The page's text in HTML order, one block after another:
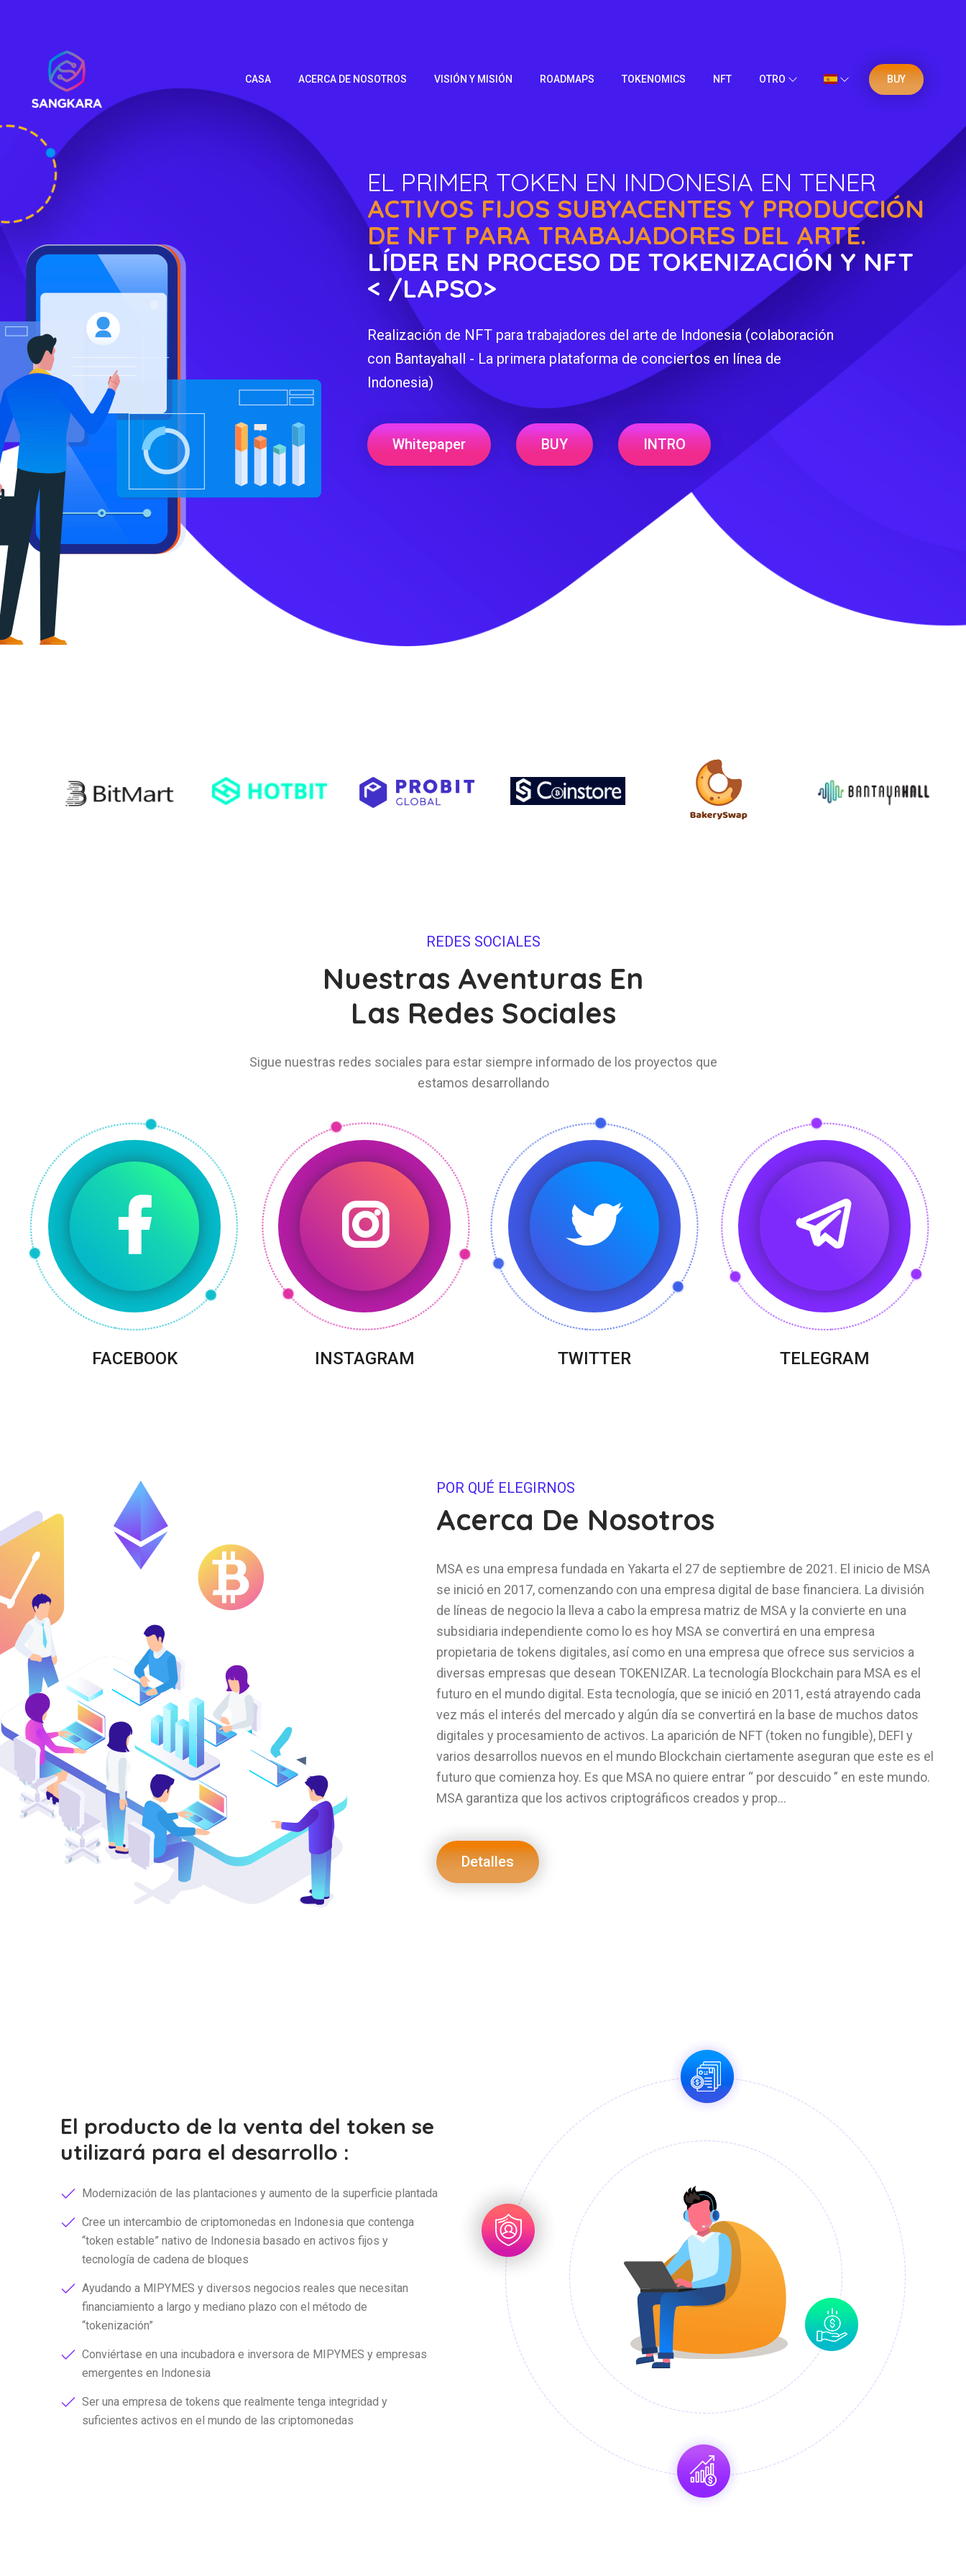
CASA ACERCA DE NOSOTROS VISIÓN Y MISIÓN ROADMAPS TOKENOMICS NFT OTRO BUY
EL PRIMER TOKEN EN INDONESIA EN TENER
ACTIVOS FIJOS SUBYACENTES Y PRODUCCIÓN
DE NFT PARA TRABAJADORES DEL ARTE.
LÍDER EN PROCESO DE TOKENIZACIÓN Y NFT
< /LAPSO>
Realización de NFT para trabajadores del arte de Indonesia (colaboración
con Bantayahall - La primera plataforma de conciertos en línea de
Indonesia)
Whitepaper BUY INTRO
REDES SOCIALES
Nuestras Aventuras En
Las Redes Sociales
Sigue nuestras redes sociales para estar siempre informado de los proyectos que
estamos desarrollando
FACEBOOK INSTAGRAM TWITTER TELEGRAM
POR QUÉ ELEGIRNOS
Acerca De Nosotros
MSA es una empresa fundada en Yakarta el 27 de septiembre de 2021. El inicio de MSA
se inició en 2017, comenzando con una empresa digital de base financiera. La división
de líneas de negocio la lleva a cabo la empresa matriz de MSA y la convierte en una
subsidiaria independiente como lo es hoy MSA se convertirá en una empresa
propietaria de tokens digitales, así como en una empresa que ofrece sus servicios a
diversas empresas que desean TOKENIZAR. La tecnología Blockchain para MSA es el
futuro en el mundo digital. Esta tecnología, que se inició en 2011, está atrayendo cada
vez más el interés del mercado y algún día se convertirá en la base de muchos datos
digitales y procesamiento de activos. La aparición de NFT (token no fungible), DEFI y
varios desarrollos nuevos en el mundo Blockchain ciertamente aseguran que este es el
futuro que comienza hoy. Es que MSA no quiere entrar “ por descuido ” en este mundo.
MSA garantiza que los activos criptográficos creados y prop...
Detalles
El producto de la venta del token se
utilizará para el desarrollo :
Modernización de las plantaciones y aumento de la superficie plantada
Cree un intercambio de criptomonedas en Indonesia que contenga
token estable nativo de Indonesia basado en activos fijos y
tecnología de cadena de bloques
Ayudando a MIPYMES y diversos negocios reales que necesitan
financiamiento a largo y mediano plazo con el método de
tokenización
Conviértase en una incubadora e inversora de MIPYMES y empresas
emergentes en Indonesia
Ser una empresa de tokens que realmente tenga integridad y
suficientes activos en el mundo de las criptomonedas